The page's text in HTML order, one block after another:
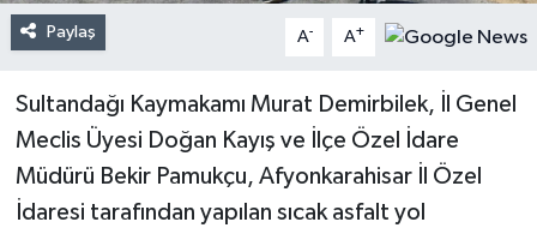
Paylaş A- A+
Sultandağı Kaymakamı Murat Demirbilek, İl Genel
Meclis Üyesi Doğan Kayış ve İlçe Özel İdare
Müdürü Bekir Pamukçu, Afyonkarahisar İl Özel
İdaresi tarafından yapılan sıcak asfalt yol